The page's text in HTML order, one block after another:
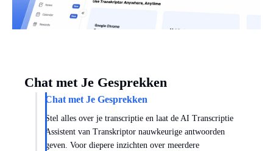
Chat met Je Gesprekken
Chat met Je Gesprekken
Stel alles over je transcriptie en laat de AI Transcriptie
Assistent van Transkriptor nauwkeurige antwoorden
geven. Voor diepere inzichten over meerdere